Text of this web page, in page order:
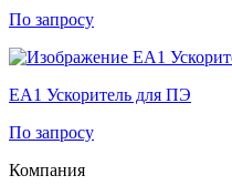
По запросу
EA1 Ускоритель для ПЭ
По запросу
Компания